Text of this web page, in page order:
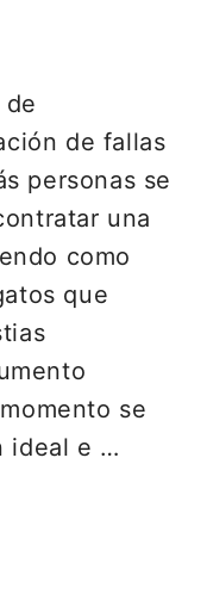
de
de fallas
personas se
una
como
que
se
ideal e …